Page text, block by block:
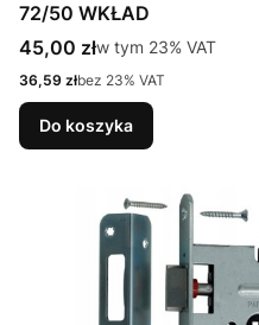
72/50 WKŁAD
Cena brutto
45,00 złw tym %s VAT
w tym 23% VAT
Cena netto
36,59 złbez 23% VAT
Do koszyka